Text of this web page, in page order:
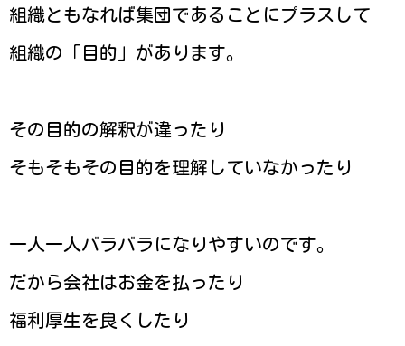
組織ともなれば集団であることにプラスして
組織の「目的」があります。
その目的の解釈が違ったり
そもそもその目的を理解していなかったり
一人一人バラバラになりやすいのです。
だから会社はお金を払ったり
福利厚生を良くしたり